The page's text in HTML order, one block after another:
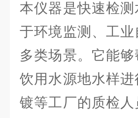
本仪器是快速检
于环境监测、工
多类场景。它能
饮用水源地水样
镀等工厂的质检